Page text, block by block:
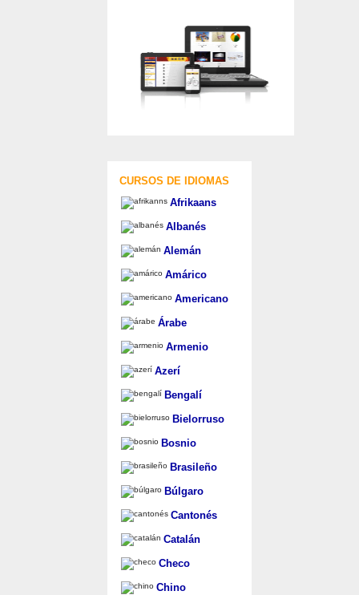
CURSOS DE IDIOMAS
Afrikaans
Albanés
Alemán
Amárico
Americano
Árabe
Armenio
Azerí
Bengalí
Bielorruso
Bosnio
Brasileño
Búlgaro
Cantonés
Catalán
Checo
Chino